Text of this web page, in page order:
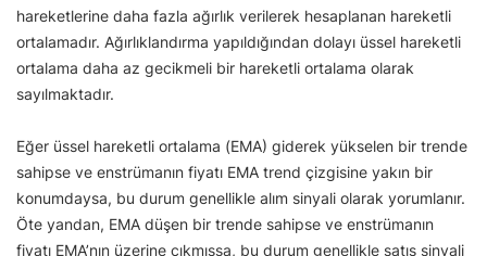
hareketlerine daha fazla ağırlık verilerek hesaplanan hareketli
ortalamadır. Ağırlıklandırma yapıldığından dolayı üssel hareketli
ortalama daha az gecikmeli bir hareketli ortalama olarak
sayılmaktadır.
Eğer üssel hareketli ortalama (EMA) giderek yükselen bir trende
sahipse ve enstrümanın fiyatı EMA trend çizgisine yakın bir
konumdaysa, bu durum genellikle alım sinyali olarak yorumlanır.
Öte yandan, EMA düşen bir trende sahipse ve enstrümanın
fiyatı EMA’nın üzerine çıkmışsa, bu durum genellikle satış sinyali